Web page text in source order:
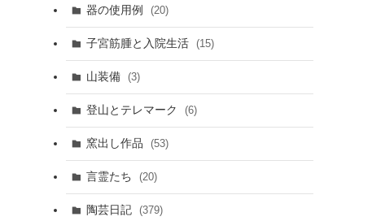
器の使用例 (20)
子宮筋腫と入院生活 (15)
山装備 (3)
登山とテレマーク (6)
窯出し作品 (53)
言霊たち (20)
陶芸日記 (379)